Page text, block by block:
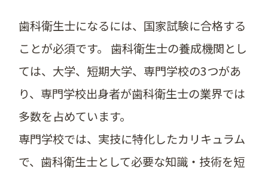
歯科衛生士になるには、国家試験に合格する
ことが必須です。 歯科衛生士の養成機関とし
ては、大学、短期大学、専門学校の3つがあ
り、専門学校出身者が歯科衛生士の業界では
多数を占めています。
専門学校では、実技に特化したカリキュラム
で、歯科衛生士として必要な知識・技術を短